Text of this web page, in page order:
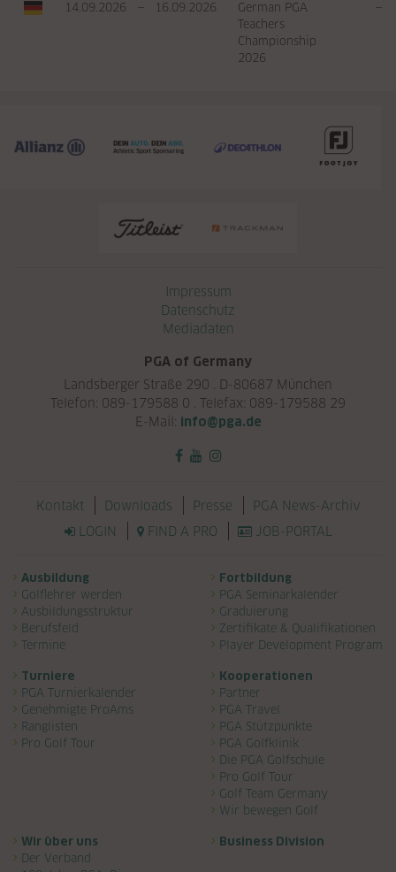
14.09.2026 — 16.09.2026
German PGA
Teachers
Championship
2026
—
Impressum
Datenschutz
Mediadaten
PGA of Germany
Landsberger Straße 290 . D-80687 München
Telefon: 089-179588 0 . Telefax: 089-179588 29
E-Mail:
info@pga.de
Navigation überspringen
Kontakt Downloads Presse
PGA News-Archiv
LOGIN
FIND A PRO JOB-PORTAL
Navigation überspringen
Ausbildung
Golflehrer werden
Ausbildungsstruktur
Berufsfeld
Termine
Fortbildung
PGA Seminarkalender
Graduierung
Zertifikate & Qualifikationen
Player Development Program
Turniere
PGA Turnierkalender
Genehmigte ProAms
Ranglisten
Pro Golf Tour
Kooperationen
Partner
PGA Travel
PGA Stützpunkte
PGA Golfklinik
Die PGA Golfschule
Pro Golf Tour
Golf Team Germany
Wir bewegen Golf
Wir über uns
Der Verband
Business Division